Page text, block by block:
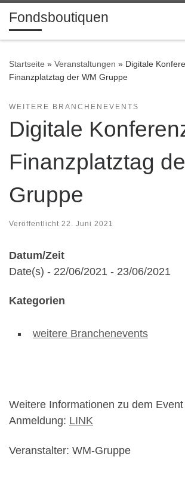
Zum Inhalt springen
Fondsboutiquen
Startseite » Veranstaltungen » Digitale
Finanzplatztag der WM Gruppe
WEITERE BRANCHENEVENTS
Digitale
Finanzplatztag
Gruppe
Veröffentlicht 22. Juni 2021
Datum/Zeit
Date(s) - 22/06/2021 - 23/06/2021
Kategorien
weitere Branchenevents
Weitere Informationen zu dem
Anmeldung: LINK
Veranstalter: WM-Gruppe